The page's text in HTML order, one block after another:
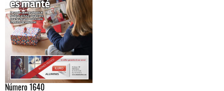
Número 1640